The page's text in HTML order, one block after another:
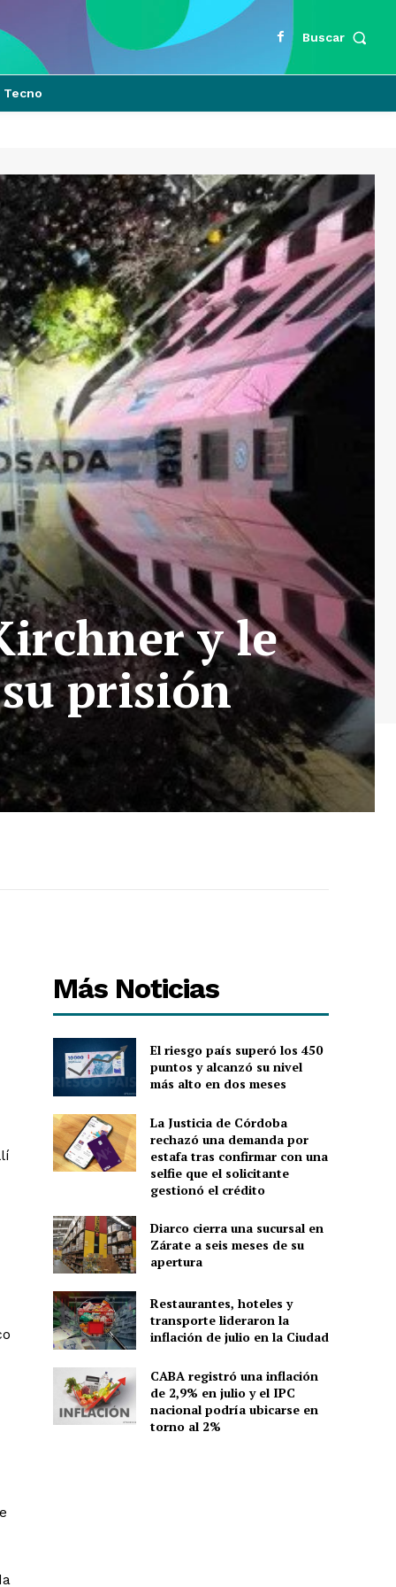
Buscar
Tecno
y le
prisión
Más Noticias
El riesgo país superó los 450
puntos y alcanzó su nivel
más alto en dos meses
La Justicia de Córdoba
rechazó una demanda por
estafa tras confirmar con una
selfie que el solicitante
gestionó el crédito
Diarco cierra una sucursal en
Zárate a seis meses de su
apertura
Restaurantes, hoteles y
transporte lideraron la
inflación de julio en la Ciudad
CABA registró una inflación
de 2,9% en julio y el IPC
nacional podría ubicarse en
torno al 2%